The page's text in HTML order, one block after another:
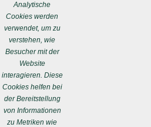
Analytische
Cookies werden
verwendet, um zu
verstehen, wie
Besucher mit der
Website
interagieren. Diese
Cookies helfen bei
der Bereitstellung
von Informationen
zu Metriken wie